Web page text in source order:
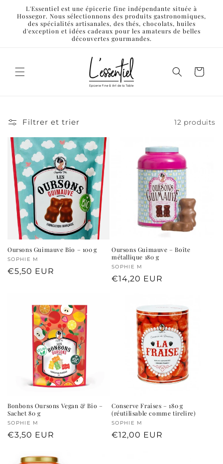
passer
au
contenu
L'Essentiel est une épicerie fine indépendante située à
Hossegor. Nous sélectionnons des produits gastronomiques,
des spécialités artisanales, des thés, chocolats, huiles
d'exception et idées cadeaux pour les amateurs de belles
découvertes gourmandes.
Panier
Filtrer et trier 12 produits
Oursons Guimauve Bio – 100 g
Fournisseur :
SOPHIE M
Prix
€5,50 EUR
Oursons Guimauve – Boîte
métallique 180 g
Fournisseur :
SOPHIE M
Prix
€14,20 EUR
Bonbons Oursons Vegan & Bio –
Sachet 80 g
Fournisseur :
SOPHIE M
Prix
€3,50 EUR
Conserve Fraises – 180 g
(réutilisable comme tirelire)
Fournisseur :
SOPHIE M
Prix
€12,00 EUR